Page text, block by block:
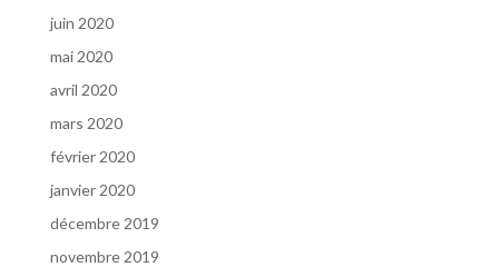
juin 2020
mai 2020
avril 2020
mars 2020
février 2020
janvier 2020
décembre 2019
novembre 2019